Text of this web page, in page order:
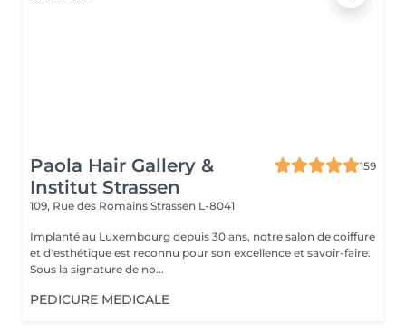
Paola Hair Gallery &
Institut Strassen
159
109, Rue des Romains Strassen L-8041
Implanté au Luxembourg depuis 30 ans, notre salon de coiffure
et d'esthétique est reconnu pour son excellence et savoir-faire.
Sous la signature de no...
PEDICURE MEDICALE